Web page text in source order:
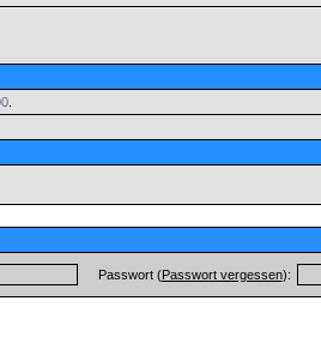
.
Passwort (Passwort vergessen):